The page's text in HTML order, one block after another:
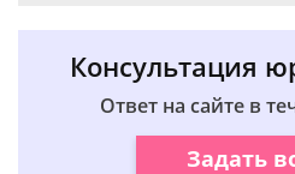
Консультация
Ответ на сайте в
Задать